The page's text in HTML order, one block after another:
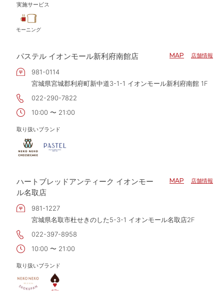
実施サービス
モーニング
パステル イオンモール新利府南館店 MAP 店舗情報
981-0114
宮城県宮城郡利府町新中道3-1-1 イオンモール新利府南館 1F
022-290-7822
10:00 〜 21:00
取り扱いブランド
ハートブレッドアンティーク イオンモー
ル名取店
MAP 店舗情報
981-1227
宮城県名取市杜せきのした5-3-1 イオンモール名取店2F
022-397-8958
10:00 〜 21:00
取り扱いブランド